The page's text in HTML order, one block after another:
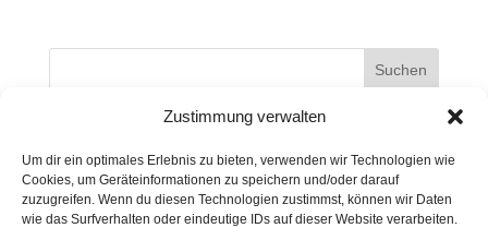
Zustimmung verwalten
Um dir ein optimales Erlebnis zu bieten, verwenden wir Technologien wie
Cookies, um Geräteinformationen zu speichern und/oder darauf
zuzugreifen. Wenn du diesen Technologien zustimmst, können wir Daten
wie das Surfverhalten oder eindeutige IDs auf dieser Website verarbeiten.
Suchen
Neueste Kommentare